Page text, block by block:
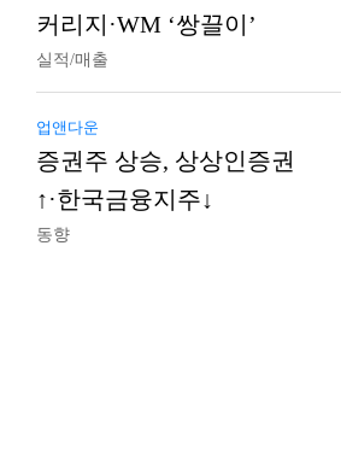
커리지·WM ‘쌍끌이’
실적/매출
업앤다운
증권주 상승, 상상인증권
↑·한국금융지주↓
동향